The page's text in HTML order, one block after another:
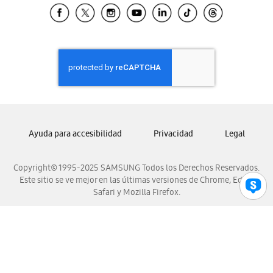
Samsung El Salvador
Samsung Honduras
Samsung Nicaragua
Samsung Panamá
Samsung Venezuela
Copyright© 1995-2025 SAMSUNG Todos los Derechos Reservados.
Este sitio se ve mejor en las últimas versiones de Chrome, Edge,
Safari y Mozilla Firefox.
Ayuda para accesibilidad Privacidad Legal